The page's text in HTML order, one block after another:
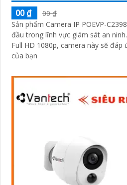
00 ₫
00 ₫
Sản phẩm Camera IP POEVP-
đầu trong lĩnh vực giám sát an ninh. Với chất lượng hình ảnh
Full HD 1080p, camera này sẽ
của bạn